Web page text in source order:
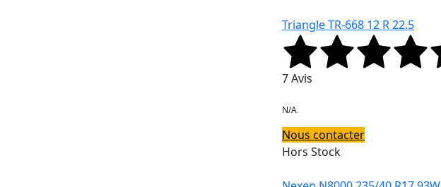
Triangle TR-668 12 R 22.5
7 Avis
N/A
Nous contacter
Hors Stock